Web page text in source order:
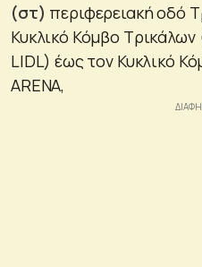
(στ) περιφερειακή οδό
Κυκλικό Κόμβο
LIDL) έως τον Κυκλικό
ARENA,